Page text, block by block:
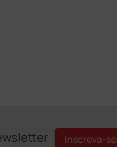
Inscreva-se